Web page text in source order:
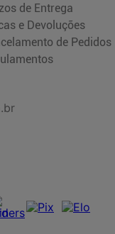
de Entrega
e Devoluções
de Pedidos